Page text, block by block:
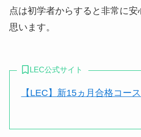
点は初学者からすると非常に安
思います。
LEC公式サイト
【LEC】新15ヵ月合格コー